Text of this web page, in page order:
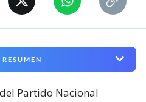
RESUMEN
Partido Nacional